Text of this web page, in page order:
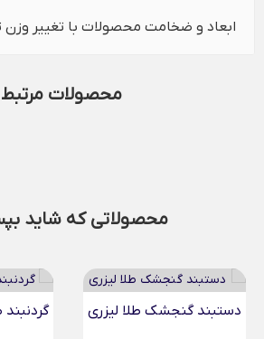
ابعاد و ضخامت محصولات با تغییر وزن
محصولات مرتبط
محصولاتی که شاید
دستبند گنجشک طلا لیزری